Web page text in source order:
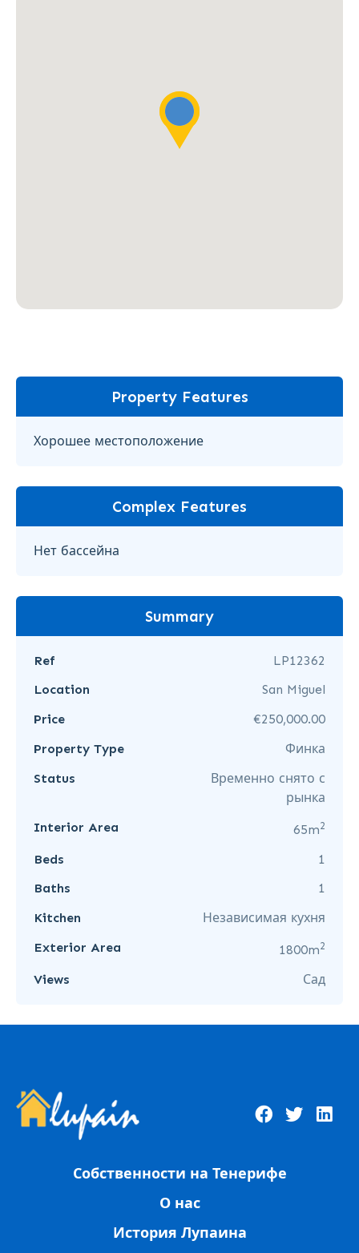
Property Features
Хорошее местоположение
Complex Features
Нет бассейна
Summary
Ref
LP12362
Location
San Miguel
Price
€250,000.00
Property Type
Финка
Status
Временно снято с
рынка
Interior Area
65m2
Beds
1
Baths
1
Kitchen
Независимая кухня
Exterior Area
1800m2
Views Сад
Собственности на Тенерифе
О нас
История Лупаина